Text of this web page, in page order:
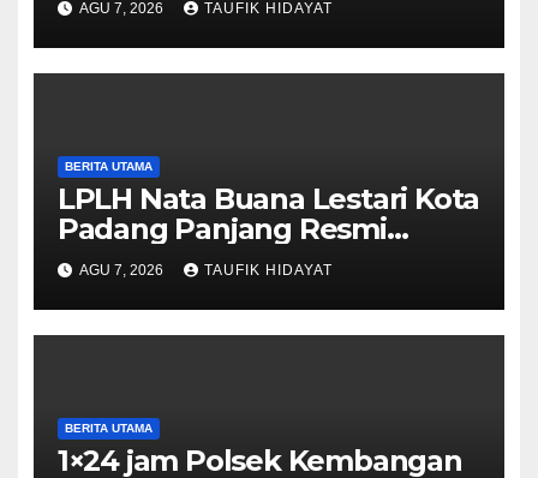
Manfaatkan untuk
Musyawarah dan Kegiatan
AGU 7, 2026 TAUFIK HIDAYAT
BERITA UTAMA
LPLH Nata Buana Lestari Kota
Padang Panjang Resmi
Dilantik, Diharapkan Perkuat
Sinergi Pelestarian
Lingkungan
AGU 7, 2026 TAUFIK HIDAYAT
BERITA UTAMA
1×24 jam Polsek Kembangan